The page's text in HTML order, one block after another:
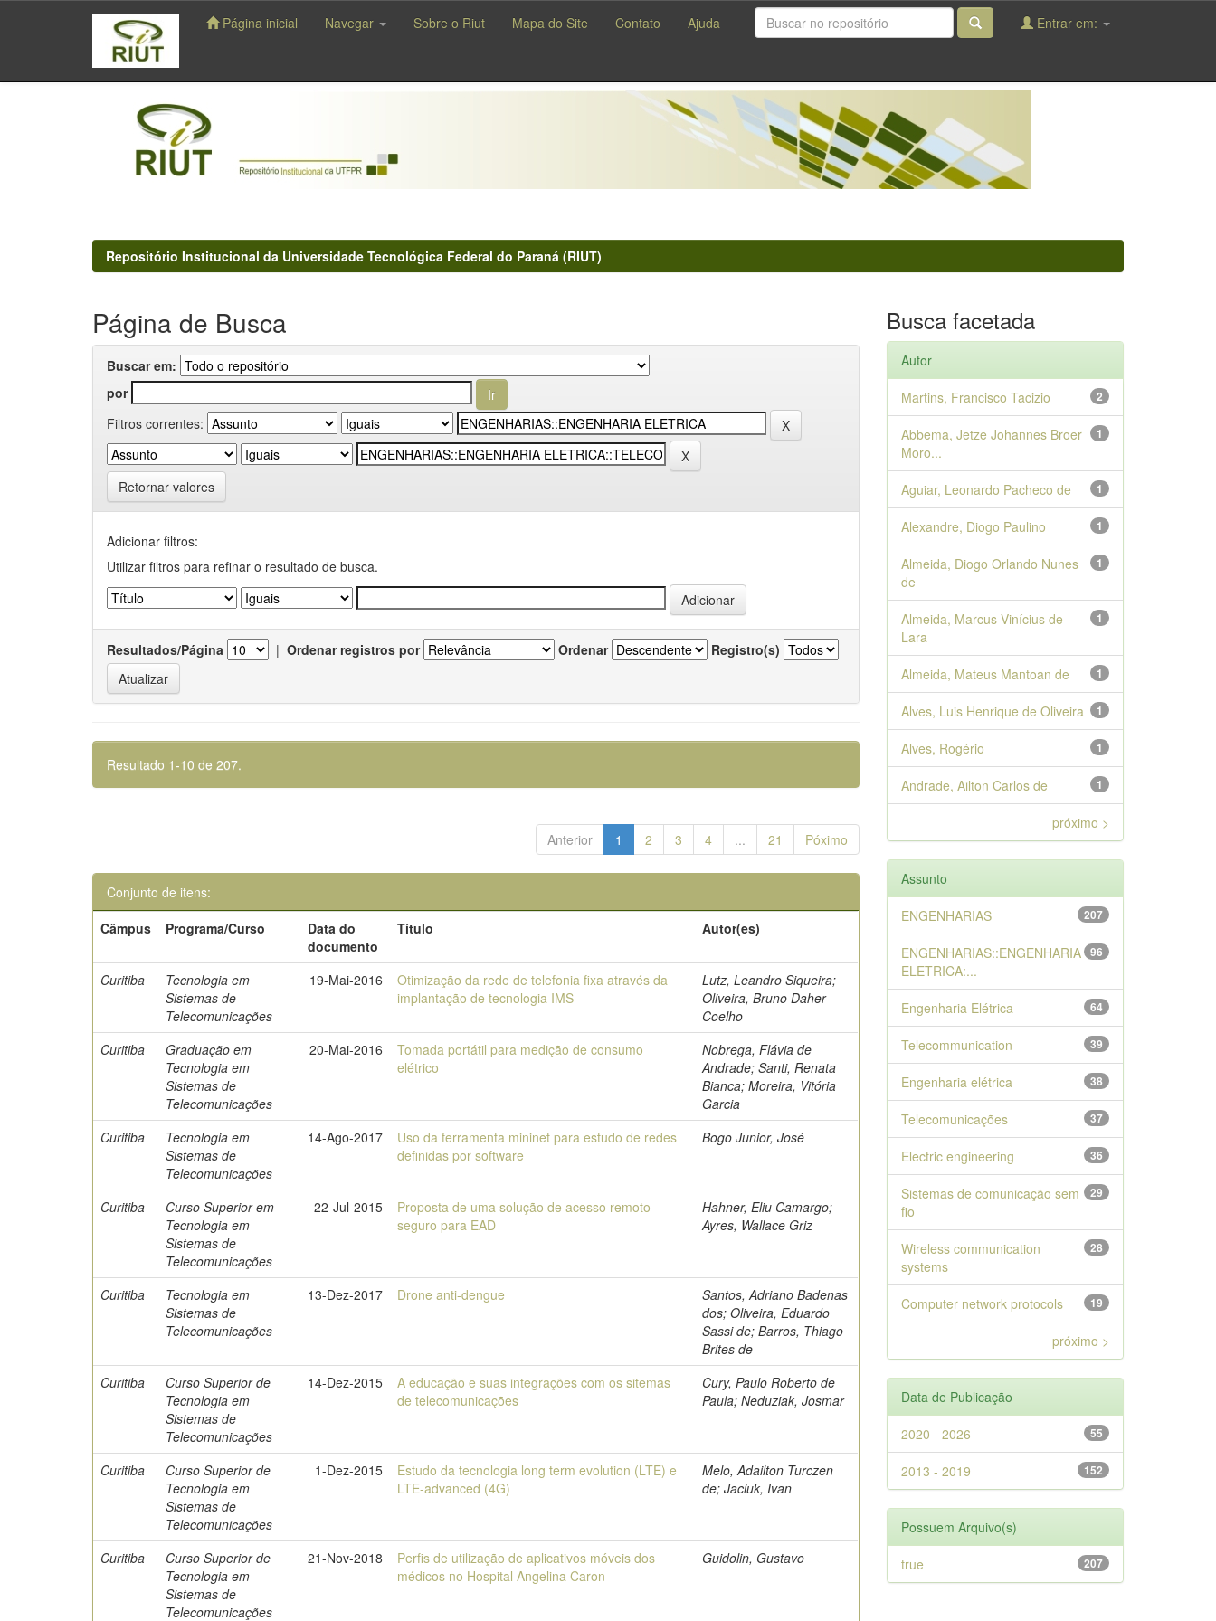
navigation
Página inicial Navegar Sobre o Riut Mapa do Site Contato Ajuda Entrar em:
Repositório Institucional da Universidade Tecnológica Federal do Paraná (RIUT)
Página de Busca
Buscar em:
por
Filtros correntes:
Retornar valores
Adicionar filtros:
Utilizar filtros para refinar o resultado de busca.
Resultados/Página | Ordenar registros por Ordenar Registro(s)
Resultado 1-10 de 207.
Anterior 1 2 3 4 ... 21 Póximo
Conjunto de itens:
Câmpus
Programa/Curso
Data do
documento
Título Autor(es)
Curitiba
Tecnologia em
Sistemas de
Telecomunicações
19-Mai-2016
Otimização da rede de telefonia fixa através da
implantação de tecnologia IMS
Lutz, Leandro Siqueira;
Oliveira, Bruno Daher
Coelho
Curitiba
Graduação em
Tecnologia em
Sistemas de
Telecomunicações
20-Mai-2016
Tomada portátil para medição de consumo
elétrico
Nobrega, Flávia de
Andrade; Santi, Renata
Bianca; Moreira, Vitória
Garcia
Curitiba
Tecnologia em
Sistemas de
Telecomunicações
14-Ago-2017
Uso da ferramenta mininet para estudo de redes
definidas por software
Bogo Junior, José
Curitiba
Curso Superior em
Tecnologia em
Sistemas de
Telecomunicações
22-Jul-2015
Proposta de uma solução de acesso remoto
seguro para EAD
Hahner, Eliu Camargo;
Ayres, Wallace Griz
Curitiba
Tecnologia em
Sistemas de
Telecomunicações
13-Dez-2017 Drone anti-dengue
Santos, Adriano Badenas
dos; Oliveira, Eduardo
Sassi de; Barros, Thiago
Brites de
Curitiba
Curso Superior de
Tecnologia em
Sistemas de
Telecomunicações
14-Dez-2015
A educação e suas integrações com os sitemas
de telecomunicações
Cury, Paulo Roberto de
Paula; Neduziak, Josmar
Curitiba
Curso Superior de
Tecnologia em
Sistemas de
Telecomunicações
1-Dez-2015
Estudo da tecnologia long term evolution (LTE) e
LTE-advanced (4G)
Melo, Adailton Turczen
de; Jaciuk, Ivan
Curitiba
Curso Superior de
Tecnologia em
Sistemas de
Telecomunicações
21-Nov-2018
Perfis de utilização de aplicativos móveis dos
médicos no Hospital Angelina Caron
Guidolin, Gustavo
Busca facetada
Autor
2
Martins, Francisco Tacizio
1
Abbema, Jetze Johannes Broer
Moro...
1
Aguiar, Leonardo Pacheco de
1
Alexandre, Diogo Paulino
1
Almeida, Diogo Orlando Nunes
de
1
Almeida, Marcus Vinícius de
Lara
1
Almeida, Mateus Mantoan de
1
Alves, Luis Henrique de Oliveira
1
Alves, Rogério
1
Andrade, Ailton Carlos de
próximo >
Assunto
207
ENGENHARIAS
96
ENGENHARIAS::ENGENHARIA
ELETRICA:...
64
Engenharia Elétrica
39
Telecommunication
38
Engenharia elétrica
37
Telecomunicações
36
Electric engineering
29
Sistemas de comunicação sem
fio
28
Wireless communication
systems
19
Computer network protocols
próximo >
Data de Publicação
55
2020 - 2026
152
2013 - 2019
Possuem Arquivo(s)
207
true